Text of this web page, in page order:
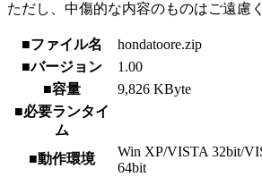
ただし、中傷的な内容のものはご遠慮
■ファイル名
hondatoore.zip
■バージョン
1.00
■容量
9,826 KByte
■必要ランタイ
ム
■動作環境
Win XP/VISTA 32bit/
64bit